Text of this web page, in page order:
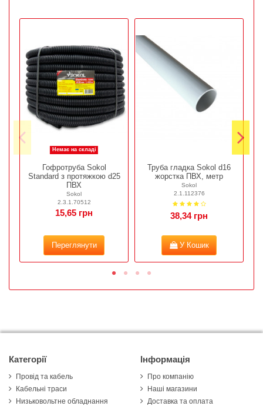
Немає на складі
Гофротруба Sokol
Standard з протяжкою d25
ПВХ
Sokol
2.3.1.70512
15,65 грн
Переглянути
Труба гладка Sokol d16
жорстка ПВХ, метр
Sokol
2.1.112376
38,34 грн
У Кошик
Категорії
Провід та кабель
Кабельні траси
Низьковольтне обладнання
Інформація
Про компанію
Наші магазини
Доставка та оплата